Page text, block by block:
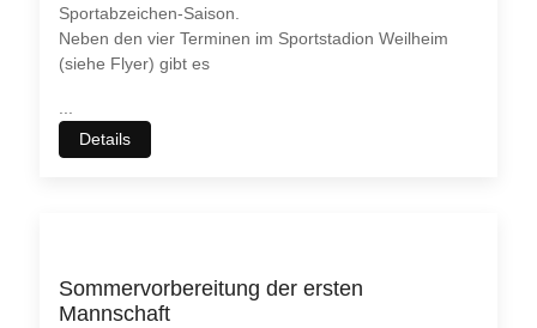
Sportabzeichen-Saison.
Neben den vier Terminen im Sportstadion Weilheim
(siehe Flyer) gibt es
...
Details
Sommervorbereitung der ersten
Mannschaft